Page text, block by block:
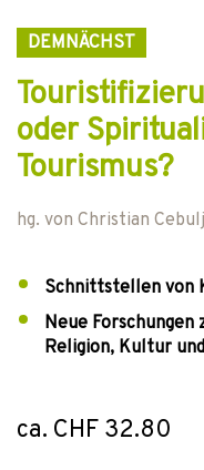
DEMNÄCHST
oder
Tourismus?
hg. von Christian Cebulj
Schnittstellen von
Neue Forschungen
Religion, Kultur
ca. CHF 32.80